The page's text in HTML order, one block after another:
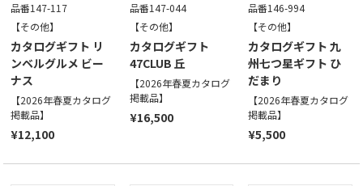
品番147-117
【その他】
カタログギフト リ
ンベルグルメ ビー
ナス
【2026年春夏カタログ
掲載品】
¥12,100
品番147-044
【その他】
カタログギフト
47CLUB 丘
【2026年春夏カタログ
掲載品】
¥16,500
品番146-994
【その他】
カタログギフト 九
州七つ星ギフト ひ
だまり
【2026年春夏カタログ
掲載品】
¥5,500